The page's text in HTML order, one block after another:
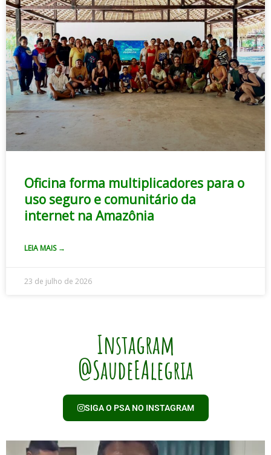
Oficina forma multiplicadores para o
uso seguro e comunitário da
internet na Amazônia
LEIA MAIS →
23 de julho de 2026
Instagram
@SaudeEAlegria
SIGA O PSA NO INSTAGRAM